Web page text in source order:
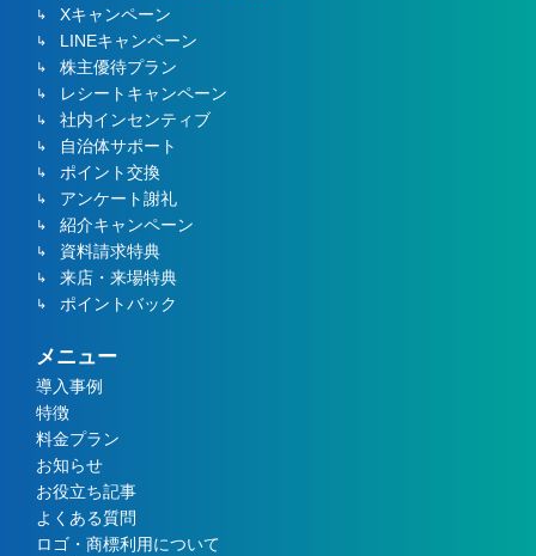
Xキャンペーン
LINEキャンペーン
株主優待プラン
レシートキャンペーン
社内インセンティブ
自治体サポート
ポイント交換
アンケート謝礼
紹介キャンペーン
資料請求特典
来店・来場特典
ポイントバック
メニュー
導入事例
特徴
料金プラン
お知らせ
お役立ち記事
よくある質問
ロゴ・商標利用について